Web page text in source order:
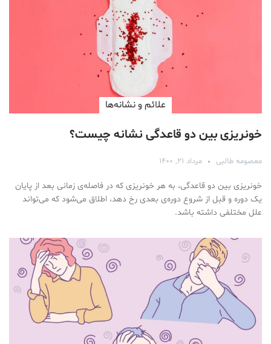
علائم و نشانه‌ها
خونریزی بین دو قاعدگی نشانه چیست؟
معصومه طالبی مرداد ۲۱, ۱۴۰۰
خونریزی بین دو قاعدگی، به هر خونریزی که در فاصله‌ی زمانی بعد از پایان
یک دوره و قبل از شروع دوره‌ی بعدی رخ دهد، اطلاق می‌شود که می‌تواند
علل مختلفی داشته باشد.